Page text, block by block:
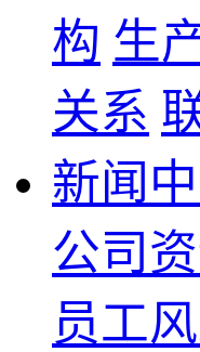
构 生
关系
新闻
公司
员工